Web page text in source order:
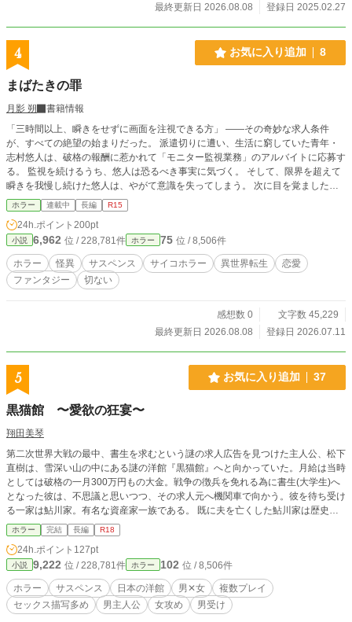
最終更新日 2026.08.08
登録日 2025.02.27
4 お気に入り追加 8
まばたきの罪
月影 朔
書籍情報
「三時間以上、瞬きをせずに画面を注視できる方」 ――その奇妙な求人条件
が、すべての絶望の始まりだった。 派遣切りに遭い、生活に窮していた青年・
志村悠人は、破格の報酬に惹かれて「モニター監視業務」のアルバイトに応募す
る。 監視を続けるうち、悠人は恐るべき事実に気づく。 そして、限界を超えて
瞬きを我慢し続けた悠人は、やがて意識を失ってしまう。 次に目を覚ました
時、悠人は瓦礫の下に倒れていた。 境界を覆う霧によって脱出を絶たれたその
村には、光の届かない死角から這い寄る異形の怪異たちと、村人を縛る絶対の掟
があった。 「まばたきは罪」 村の安寧を祈る美しき灯守の少女・灯や、過酷な
運命に抗う転移者たちとの出会い。 だが、彼はまだ知らなかった。 空に浮かぶ
「■■様」が震えるたびに降り注ぐ絶望の正体を。 頭の奥で、規則的な音が鳴り
響く。 ぱち……ぱち……。 次なる瞬きがもたらす村史上最大の災厄が迫る中、
悠人の封じられた記憶の扉が開く時、物語は予測不能の結末へと加速する。 彼
今、無意識にまばたきをしたその瞬間。 どこかの世界を壊しているのかもしれ
ァンタジーです。
ホラー 連載中 長編 R15
24h.ポイント 200pt
小説 6,962 位 / 228,781件 ホラー 75 位 / 8,506件
ホラー 怪異 サスペンス サイコホラー 異世界転生
恋愛
ファンタジー
切ない
感想数 0
文字数 45,229
最終更新日 2026.08.08
登録日 2026.07.11
5 お気に入り追加 37
黒猫館 〜愛欲の狂宴〜
翔田美琴
第二次世界大戦の最中、書生を求むという謎の求人広告を見つけた主人公、松下
直樹は、雪深い山の中にある謎の洋館『黒猫館』へと向かっていた。月給は当時
としては破格の一月300万円もの大金。戦争の徴兵を免れる為に書生(大学生)へ
となった彼は、不思議と思いつつ、その求人元へ機関車で向かう。彼を待ち受け
る一家は鮎川家。有名な資産家一族である。 既に夫を亡くした鮎川家は歴史の
表舞台から消えて、そして『黒猫館』にて暮らしている。 鮎川家には、女主人
の鮎川直美と娘の雪菜、メイドの芹沢亜美がいる。彼女らはこの人里離れた洋館
にて密かにとある『宴』を開いていた。 それは見目麗しい男性を呼び、自らの
愛欲を埋める為に行われる性の饗宴だった。 松下直樹はそこでかつてない程
に、性の饗宴の生贄として『黒猫館』にて囚われてしまう。 レトロな雰囲気の
作品を思いついたので、形にして小説にしてみました。中編小説になる予定で
す。
ホラー 完結 長編 R18
24h.ポイント 127pt
小説 9,222 位 / 228,781件 ホラー 102 位 / 8,506件
ホラー サスペンス 日本の洋館 男✕女
複数プレイ
セックス描写多め
男主人公 女攻め 男受け